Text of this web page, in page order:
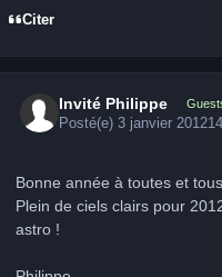
Citer
Invité Philippe
Posté(e)3 janvier 2012
Bonne année à toutes et
Plein de ciels clairs pour
astro !